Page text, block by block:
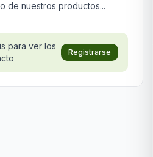
de nuestros productos...
para ver los
Registrarse